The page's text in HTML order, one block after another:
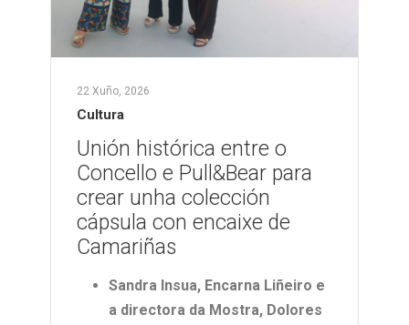
22 Xuño, 2026
Cultura
Unión histórica entre o
Concello e Pull&Bear para
crear unha colección
cápsula con encaixe de
Camariñas
Sandra Insua, Encarna Liñeiro e
a directora da Mostra, Dolores